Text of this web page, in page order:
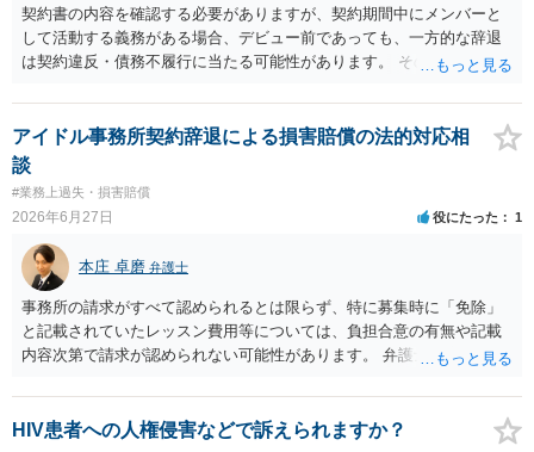
契約書の内容を確認する必要がありますが、契約期間中にメンバーと
して活動する義務がある場合、デビュー前であっても、一方的な辞退
は契約違反・債務不履行に当たる可能性があります。 そのため、運営
費用、ライブ準備費用、レッスン関係費用なども、辞退によって実際
に追加で発生した合理的費用であれば、損害として主張される可能性
があります。 もっとも、運営側の請求額がそのまま認められるわけで
はありません。各費目について、具体的な損害、金額、辞退との因果
関係を示す必要があります。特に「レッスン費用無料」と表示されて
いた場合、辞退後に講師代やスタジオ代を当然に全額請求できるかは
慎重な検討が必要です。 また「家庭の事情」が正当な辞退理由になる
かは、その具体的内容によります。介護、転居、健康問題など、活動
継続が客観的に困難といえる事情があるかが重要です。 未成年であれ
ば、契約時に親権者の同意があったか、契約期間・活動義務・中途辞
退時の扱いについて親権者に説明されていたかも確認すべきです。 現
時点では、安易に支払義務を認めず、契約書、募集記事、LINE等を保
存したうえで、請求費目、金額、根拠資料の明示を求めるのがよいと
思います。回答前に弁護士へ相談することをおすすめします。
アイドル事務所契約辞退による損害賠償の法的対応相
談
#業務上過失・損害賠償
2026年6月27日 役にたった 1
本庄 卓磨 弁護士
事務所の請求がすべて認められるとは限らず、特に募集時に「免除」
と記載されていたレッスン費用等については、負担合意の有無や記載
内容次第で請求が認められない可能性があります。 弁護士対応を示唆
相談されることをおすすめします。
HIV患者への人権侵害などで訴えられますか？